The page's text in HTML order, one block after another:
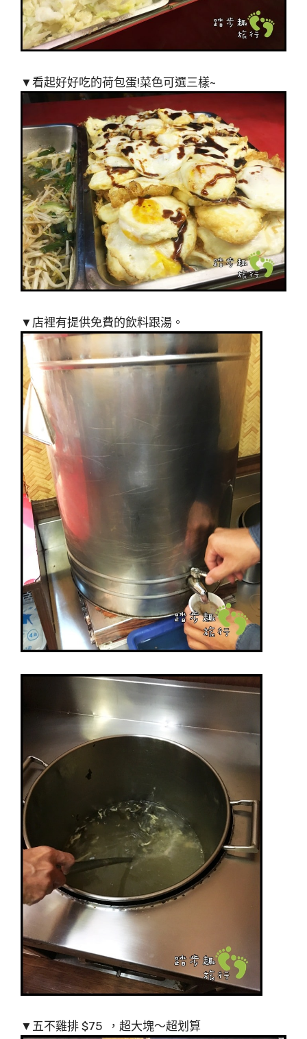
▼看起好好吃的荷包蛋!菜色可選三樣~
▼店裡有提供免費的飲料跟湯。
▼五不雞排 $75 ，超大塊～超划算